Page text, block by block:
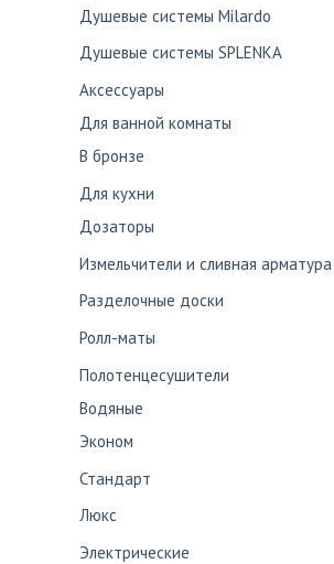
Душевые системы Milardo
Душевые системы SPLENKA
Аксессуары
Для ванной комнаты
В бронзе
Для кухни
Дозаторы
Измельчители и сливная арматура
Разделочные доски
Ролл-маты
Полотенцесушители
Водяные
Эконом
Стандарт
Люкс
Электрические